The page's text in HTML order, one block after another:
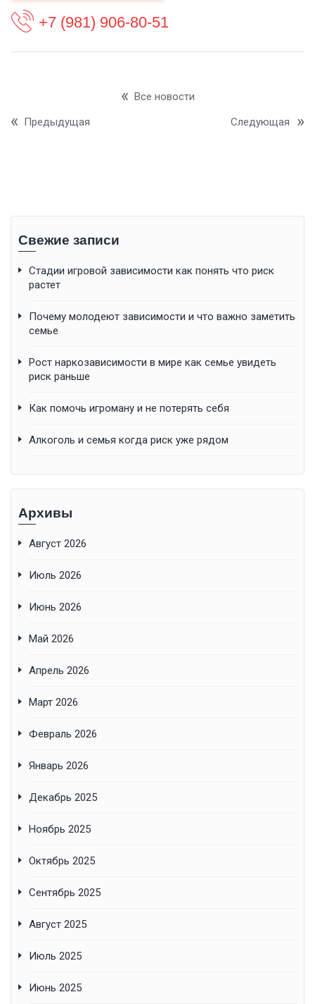
+7 (981) 906-80-51
Все новости
Предыдущая
Следующая
Свежие записи
Стадии игровой зависимости как понять что риск
растет
Почему молодеют зависимости и что важно заметить
семье
Рост наркозависимости в мире как семье увидеть
риск раньше
Как помочь игроману и не потерять себя
Алкоголь и семья когда риск уже рядом
Архивы
Август 2026
Июль 2026
Июнь 2026
Май 2026
Апрель 2026
Март 2026
Февраль 2026
Январь 2026
Декабрь 2025
Ноябрь 2025
Октябрь 2025
Сентябрь 2025
Август 2025
Июль 2025
Июнь 2025